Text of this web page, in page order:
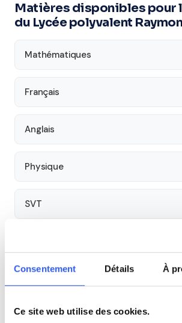
Consentement Détails À
Ce site web utilise des cookies.
Matières disponibles pour
du Lycée polyvalent
Mathématiques
Français
Anglais
Physique
SVT
Économie